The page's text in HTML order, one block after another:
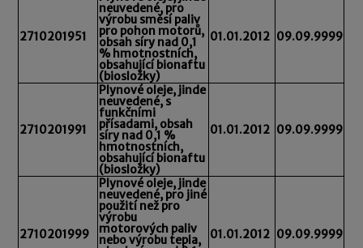
2710201951
neuvedené, pro
výrobu směsí paliv
pro pohon motorů,
obsah síry nad 0,1
% hmotnostních,
obsahující bionaftu
(biosložky)
01.01.2012 09.09.9999
2710201991
Plynové oleje, jinde
neuvedené, s
funkčními
přísadami, obsah
síry nad 0,1 %
hmotnostních,
obsahující bionaftu
(biosložky)
01.01.2012 09.09.9999
2710201999
Plynové oleje, jinde
neuvedené, pro jiné
použití než pro
výrobu
motorových paliv
nebo výrobu tepla, 01.01.2012 09.09.9999